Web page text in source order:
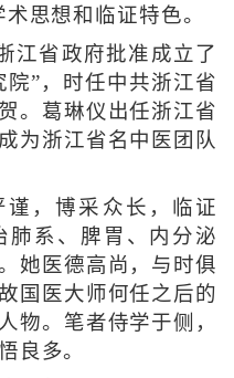
思想和临证特色。
省政府批准成立了
”，时任中共浙江省
。葛琳仪出任浙江省
为浙江省名中医团队
，博采众长，临证
肺系、脾胃、内分泌
她医德高尚，与时俱
国医大师何任之后的
物。笔者侍学于侧，
良多。